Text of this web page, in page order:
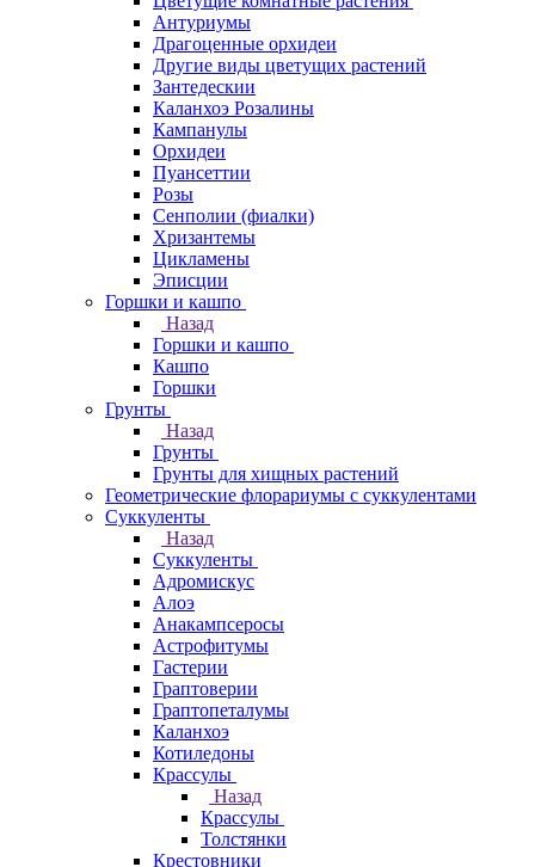
Антуриумы
Драгоценные орхидеи
Другие виды цветущих растений
Зантедескии
Каланхоэ Розалины
Кампанулы
Орхидеи
Пуансеттии
Розы
Сенполии (фиалки)
Хризантемы
Цикламены
Эписции
Горшки и кашпо
Назад
Горшки и кашпо
Кашпо
Горшки
Грунты
Назад
Грунты
Грунты для хищных растений
Геометрические флорариумы с суккулентами
Суккуленты
Назад
Суккуленты
Адромискус
Алоэ
Анакампсеросы
Астрофитумы
Гастерии
Граптоверии
Граптопеталумы
Каланхоэ
Котиледоны
Крассулы
Назад
Крассулы
Толстянки
Крестовники